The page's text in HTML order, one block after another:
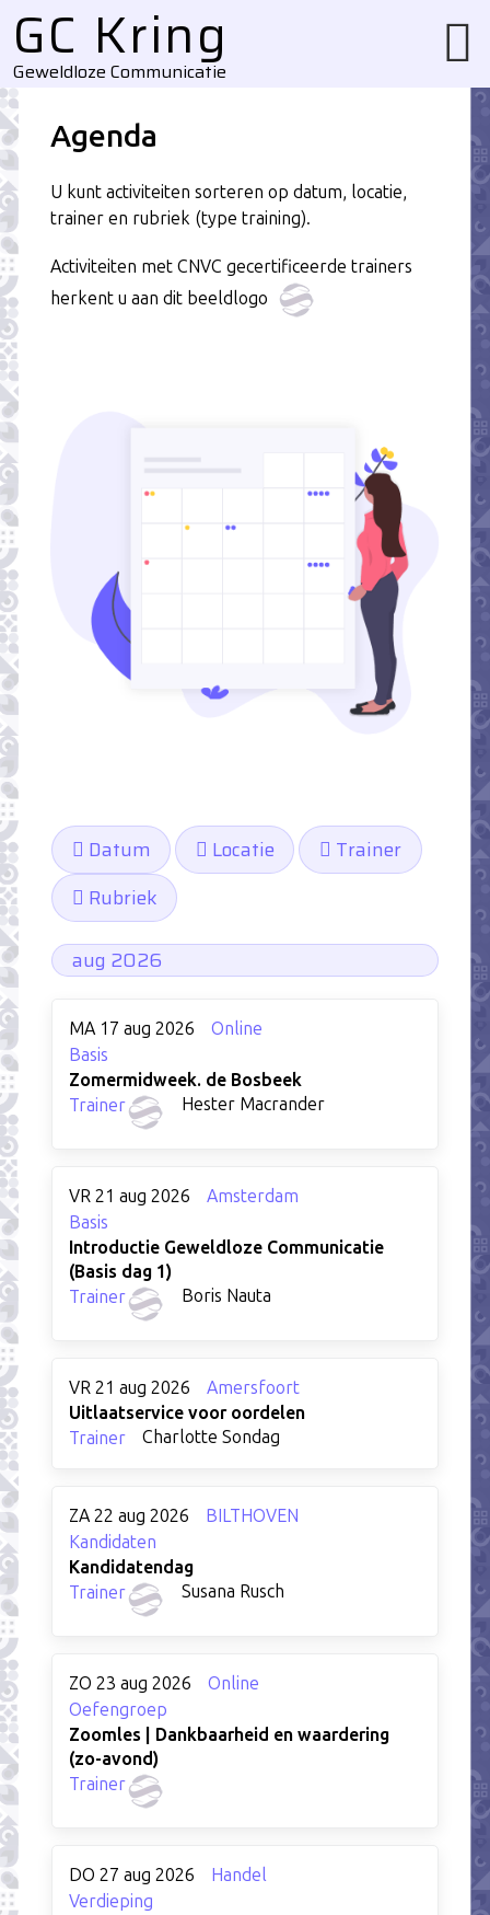
GC Kring
Geweldloze Communicatie
Agenda
U kunt activiteiten sorteren op datum, locatie,
trainer en rubriek (type training).
Activiteiten met CNVC gecertificeerde trainers
herkent u aan dit beeldlogo
Datum Locatie
Trainer
Rubriek
aug 2026
MA 17 aug 2026
Online
Basis
Zomermidweek. de Bosbeek
Trainer
Hester Macrander
VR 21 aug 2026
Amsterdam
Basis
Introductie Geweldloze Communicatie
(Basis dag 1)
Trainer
Boris Nauta
VR 21 aug 2026
Amersfoort
Uitlaatservice voor oordelen
Trainer
Charlotte Sondag
ZA 22 aug 2026
BILTHOVEN
Kandidaten
Kandidatendag
Trainer
Susana Rusch
ZO 23 aug 2026
Online
Oefengroep
Zoomles | Dankbaarheid en waardering
(zo-avond)
Trainer
DO 27 aug 2026
Handel
Verdieping